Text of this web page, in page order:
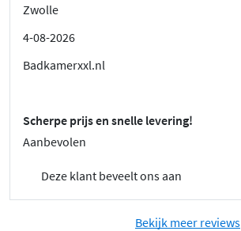
Zwolle
4-08-2026
Badkamerxxl.nl
Scherpe prijs en snelle levering!
Aanbevolen
Deze klant beveelt ons aan
Bekijk meer reviews